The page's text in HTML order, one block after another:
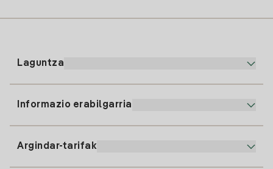
Laguntza
Informazio erabilgarria
Argindar-tarifak